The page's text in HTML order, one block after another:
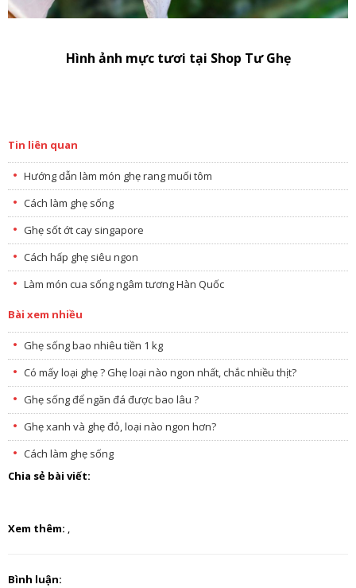
Hình ảnh mực tươi tại Shop Tư Ghẹ
Tin liên quan
Hướng dẫn làm món ghẹ rang muối tôm
Cách làm ghẹ sống
Ghẹ sốt ớt cay singapore
Cách hấp ghẹ siêu ngon
Làm món cua sống ngâm tương Hàn Quốc
Bài xem nhiều
Ghẹ sống bao nhiêu tiền 1 kg
Có mấy loại ghẹ ? Ghẹ loại nào ngon nhất, chắc nhiều thịt?
Ghẹ sống để ngăn đá được bao lâu ?
Ghẹ xanh và ghẹ đỏ, loại nào ngon hơn?
Cách làm ghẹ sống
Chia sẻ bài viết:
Xem thêm: ,
Bình luận: